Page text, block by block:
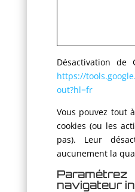
Désactivation de
https://
out?hl=fr
Vous pouvez tout
cookies (ou les
pas). Leur
aucunement la
navigateur